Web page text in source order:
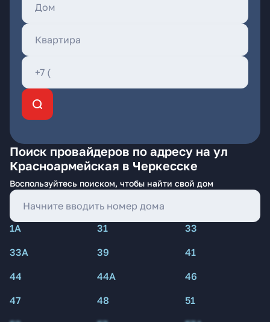
Поиск провайдеров по адресу на ул
Красноармейская в Черкесске
Воспользуйтесь поиском, чтобы найти свой дом
1А 31
33
33А
39
41
44
44А
46
47
48
51